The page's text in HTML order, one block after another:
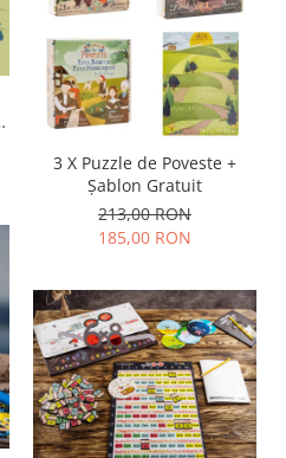
3 X Puzzle de Poveste +
Șablon Gratuit
213,00 RON
185,00 RON